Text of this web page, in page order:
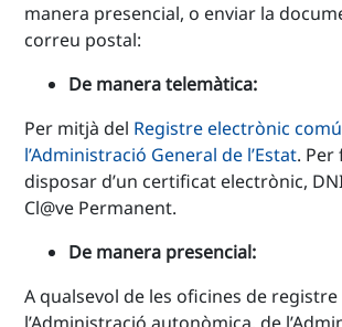
manera presencial, o enviar la
correu postal:
De manera telemàtica:
Per mitjà del Registre electrònic comú
l’Administració General de l’Estat. Per
disposar d’un certificat electrònic,
Cl@ve Permanent.
De manera presencial:
A qualsevol de les oficines de registre